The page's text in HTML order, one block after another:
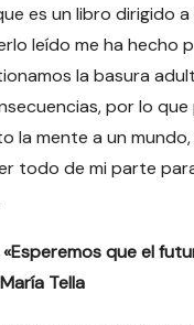
es un libro dirigido
leído me ha hecho
la basura
por lo
la mente a un
todo de mi parte
que el
Tella